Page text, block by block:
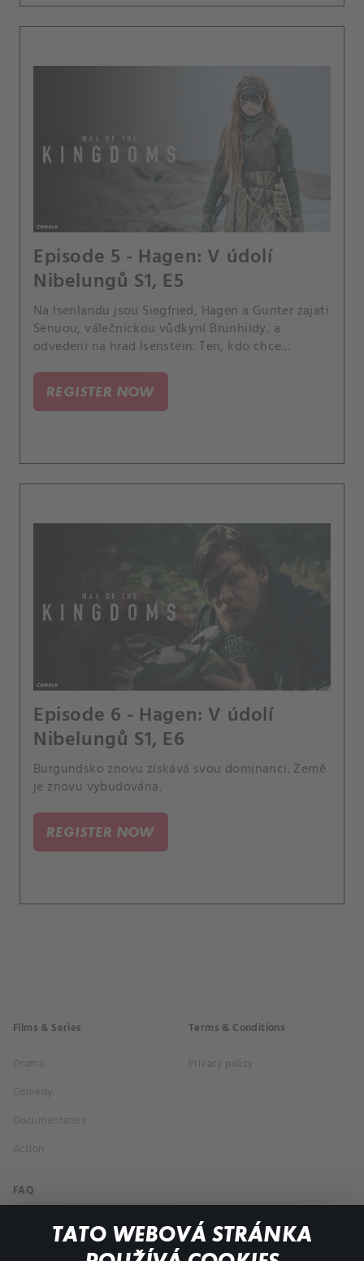
TATO WEBOVÁ STRÁNKA
Episode 5 - Hagen: V údolí
Nibelungů S1, E5
Na Isenlandu jsou Siegfried, Hagen a Gunter zajati
Senuou, válečnickou vůdkyní Brunhildy, a
odvedeni na hrad Isenstein. Ten, kdo chce
souboji.
REGISTER NOW
Episode 6 - Hagen: V údolí
Nibelungů S1, E6
Burgundsko znovu získává svou dominanci. Země
je znovu vybudována.
REGISTER NOW
Films & Series
Drama
Comedy
Documentaries
Action
Terms & Conditions
Privacy policy
FAQ
My profile